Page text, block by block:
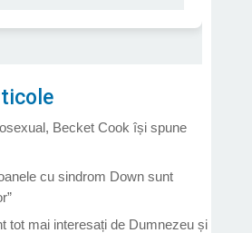
Becket Cook își spune
cu sindrom Down sunt
tot mai interesați de Dumnezeu și